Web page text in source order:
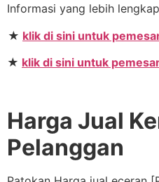
Informasi yang lebih lengkap
★ klik di sini untuk
★ klik di sini untuk
Harga Jual
Pelanggan